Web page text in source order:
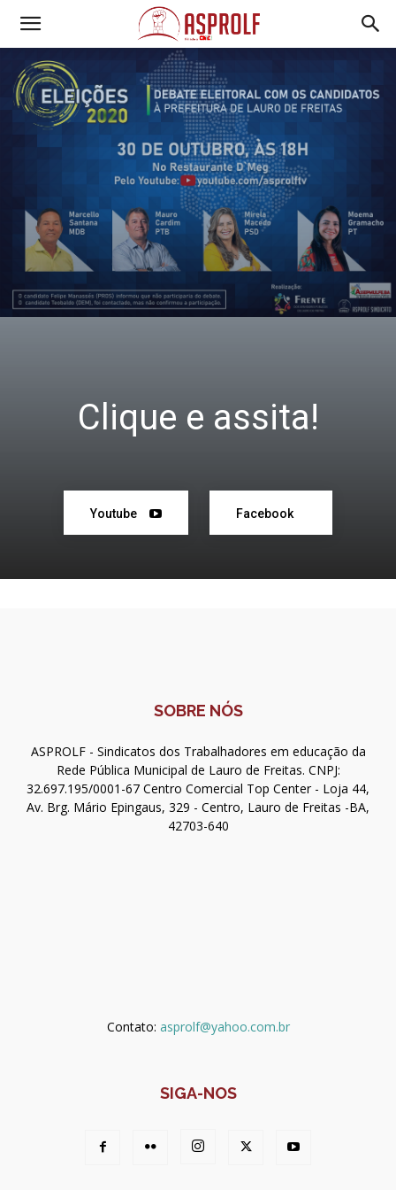
Clique e assita!
Youtube Facebook
SOBRE NÓS
ASPROLF - Sindicatos dos Trabalhadores em educação da
Rede Pública Municipal de Lauro de Freitas. CNPJ:
32.697.195/0001-67 Centro Comercial Top Center - Loja 44,
Av. Brg. Mário Epingaus, 329 - Centro, Lauro de Freitas -BA,
42703-640
Contato: asprolf@yahoo.com.br
SIGA-NOS